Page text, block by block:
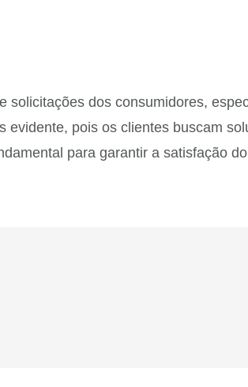
dos consumidores,
pois os clientes buscam
para garantir a satisfação